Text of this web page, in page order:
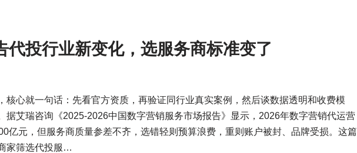
代投行业新变化，选服务商标准变了
核心就一句话：先看官方资质，再验证同行业真实案例，然后谈数据透明和收费模
据艾瑞咨询《2025-2026中国数字营销服务市场报告》显示，2026年数字营销代运营
亿元，但服务商质量参差不齐，选错轻则预算浪费，重则账户被封、品牌受损。这篇
家筛选代投服…